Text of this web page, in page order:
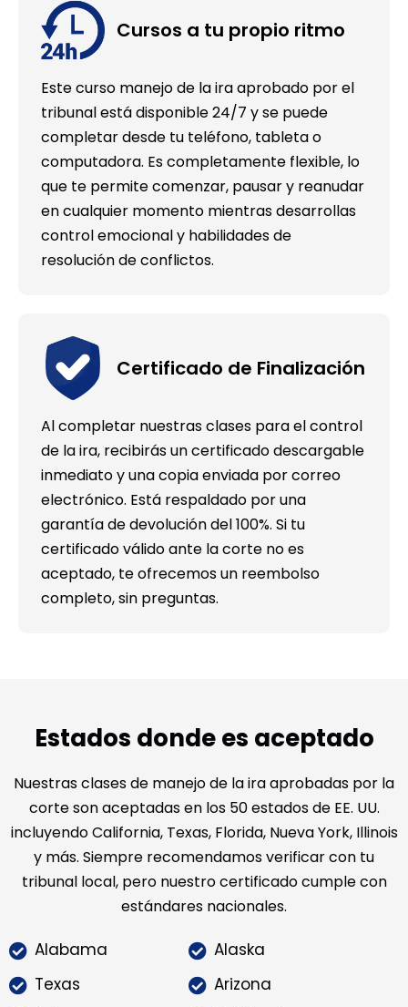
Cursos a tu propio ritmo
Este curso manejo de la ira aprobado por el
tribunal está disponible 24/7 y se puede
completar desde tu teléfono, tableta o
computadora. Es completamente flexible, lo
que te permite comenzar, pausar y reanudar
en cualquier momento mientras desarrollas
control emocional y habilidades de
resolución de conflictos.
Certificado de Finalización
Al completar nuestras clases para el control
de la ira, recibirás un certificado descargable
inmediato y una copia enviada por correo
electrónico. Está respaldado por una
garantía de devolución del 100%. Si tu
certificado válido ante la corte no es
aceptado, te ofrecemos un reembolso
completo, sin preguntas.
Estados donde es aceptado
Nuestras clases de manejo de la ira aprobadas por la
corte son aceptadas en los 50 estados de EE. UU.
incluyendo California, Texas, Florida, Nueva York, Illinois
y más. Siempre recomendamos verificar con tu
tribunal local, pero nuestro certificado cumple con
estándares nacionales.
Alabama
Alaska
Texas
Arizona